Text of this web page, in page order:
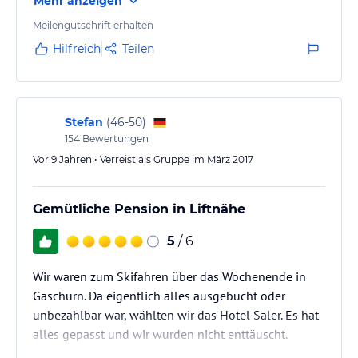
Meilengutschrift erhalten
Hilfreich Teilen
Stefan (46-50)
154 Bewertungen
Vor 9 Jahren • Verreist als Gruppe im März 2017
Gemütliche Pension in Liftnähe
5 / 6
Wir waren zum Skifahren über das Wochenende in
Gaschurn. Da eigentlich alles ausgebucht oder
unbezahlbar war, wählten wir das Hotel Saler. Es hat
alles gepasst und wir wurden nicht enttäuscht.